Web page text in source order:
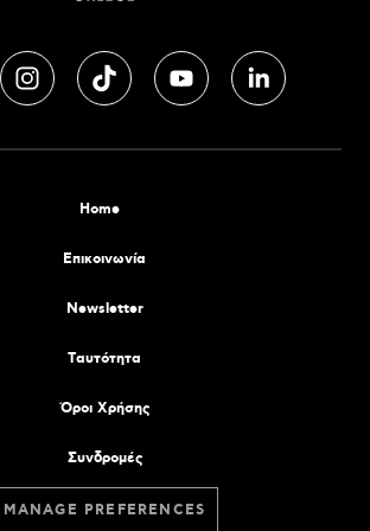
Home
Επικοινωνία
Newsletter
Tαυτότητα
Όροι Χρήσης
Συνδρομές
MANAGE PREFERENCES